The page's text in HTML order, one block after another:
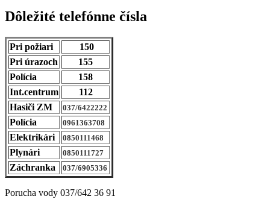
Dôležité telefónne čísla
Pri požiari
150
Pri úrazoch
155
Polícia
158
Int.centrum
112
Hasiči ZM
037/6422222
Polícia 0961363708
Elektrikári 0850111468
Plynári 0850111727
Záchranka 037/6905336
Porucha vody 037/642 36 91